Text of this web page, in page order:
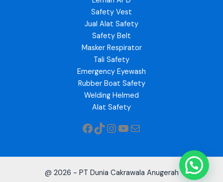
Safety Vest
Jual Alat Safety
Safety Belt
Masker Respirator
Tali Safety
Emergency Eyewash
Rubber Boat Safety
Welding Helmed
Alat Safety
@ 2026 - PT Dunia Cakrawala Anugerah